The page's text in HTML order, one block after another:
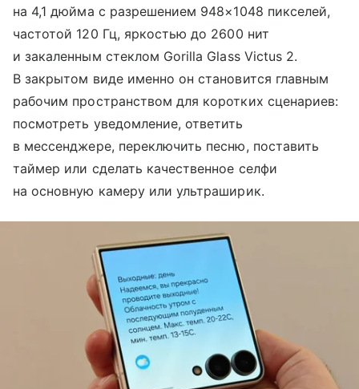
на 4,1 дюйма с разрешением 948×1048 пикселей,
частотой 120 Гц, яркостью до 2600 нит
и закаленным стеклом Gorilla Glass Victus 2.
В закрытом виде именно он становится главным
рабочим пространством для коротких сценариев:
посмотреть уведомление, ответить
в мессенджере, переключить песню, поставить
таймер или сделать качественное селфи
на основную камеру или ультраширик.